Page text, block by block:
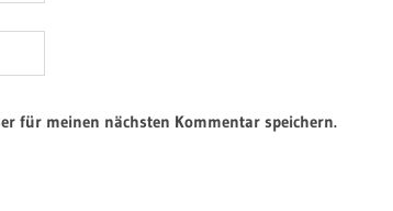
für meinen nächsten Kommentar speichern.